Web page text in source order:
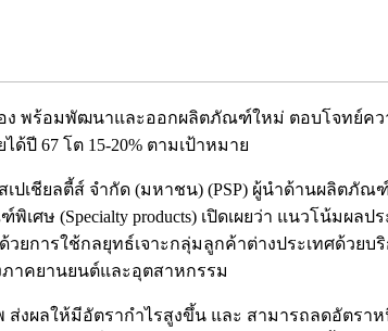
พร้อมพัฒนาและออกผลิตภัณฑ์ใหม่ ตอบโจทย์ค
ปี 67 โต 15-20% ตามเป้าหมาย
ปเชียลตี้ส์ จำกัด (มหาชน) (PSP) ผู้นำด้านผลิต
ศษ (Specialty products) เปิดเผยว่า แนวโน้มผล
การใช้กลยุทธ์เจาะกลุ่มลูกค้าต่างประเทศด้วย
าคยานยนต์และอุตสาหกรรม
ลให้มีอัตรากำไรสูงขึ้น และ สามารถลดอัตราห